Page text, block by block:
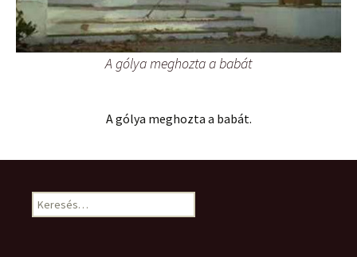
A gólya meghozta a babát
A gólya meghozta a babát.
Keresés: